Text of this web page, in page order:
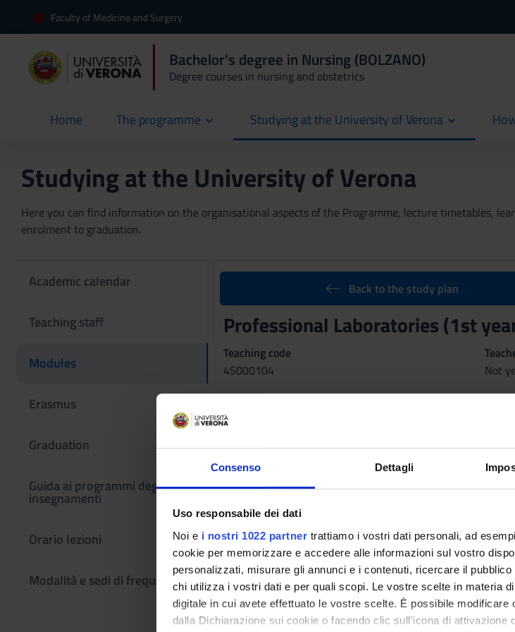
Consenso Dettagli
Uso responsabile dei dati
Noi e i nostri 1022 partner trattiamo i vostri dati personali, ad
cookie per memorizzare e accedere alle informazioni sul vostro
personalizzati, misurare gli annunci e i contenuti, ricercare il
chi utilizza i vostri dati e per quali scopi. Le vostre scelte in materia
digitale in cui avete effettuato le vostre scelte. È possibile
dalla Dichiarazione sui cookie o facendo clic sull'icona di attivazione
Faculty of Medicine and Surgery
Bachelor's degree in Nursing (BOLZANO)
Degree courses in nursing and obstetrics
Home
current The programme Studying at the University of Verona
Studying at the University of Verona
Here you can find information on the organisational aspects of the Programme, lecture timetables,
enrolment to graduation.
Academic calendar
Teaching staff
Modules
Erasmus
Graduation
Guida ai programmi degli
insegnamenti
Orario lezioni
Modalità e sedi di frequenza
Back to the study plan
Professional Laboratories (1st
Teaching code
4S000104
Not
Credits
1
Scientific Disciplinary Sector (SSD)
MEDS-24/C - Nursing and Midwifery Sciences
Period
1° e 2° semestre (corsi annuali) PROFESSIONI SANITARIE
Courses Single
Not Authorized
Learning objectives
The course aims to provide the student with technical-
clinical practice in clinical environment with patients, in